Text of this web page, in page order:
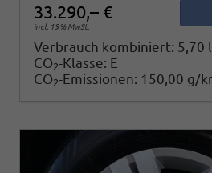
33.290,– €
incl. 19% MwSt.
Verbrauch kombiniert: 5,70
CO2-Klasse: E
CO2-Emissionen: 150,00 g/